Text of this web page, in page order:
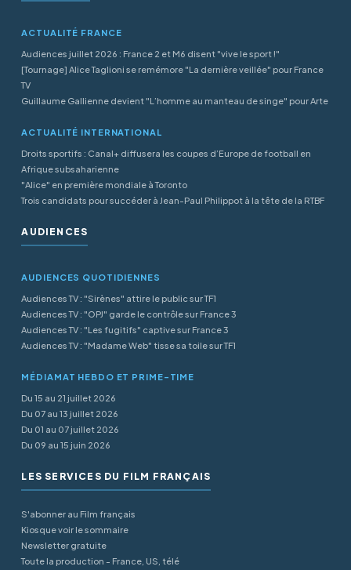
ACTUALITÉ FRANCE
Audiences juillet 2026 : France 2 et M6 disent "vive le sport !"
[Tournage] Alice Taglioni se remémore "La dernière veillée" pour France
TV
Guillaume Gallienne devient "L’homme au manteau de singe" pour Arte
ACTUALITÉ INTERNATIONAL
Droits sportifs : Canal+ diffusera les coupes d’Europe de football en
Afrique subsaharienne
"Alice" en première mondiale à Toronto
Trois candidats pour succéder à Jean-Paul Philippot à la tête de la RTBF
AUDIENCES
AUDIENCES QUOTIDIENNES
Audiences TV : "Sirènes" attire le public sur TF1
Audiences TV : "OPJ" garde le contrôle sur France 3
Audiences TV : "Les fugitifs" captive sur France 3
Audiences TV : "Madame Web" tisse sa toile sur TF1
MÉDIAMAT HEBDO ET PRIME-TIME
Du 15 au 21 juillet 2026
Du 07 au 13 juillet 2026
Du 01 au 07 juillet 2026
Du 09 au 15 juin 2026
LES SERVICES DU FILM FRANÇAIS
S'abonner au Film français
Kiosque voir le sommaire
Newsletter gratuite
Toute la production - France, US, télé